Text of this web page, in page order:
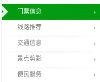
门票信息
线路推荐
交通信息
景点剪影
便民服务